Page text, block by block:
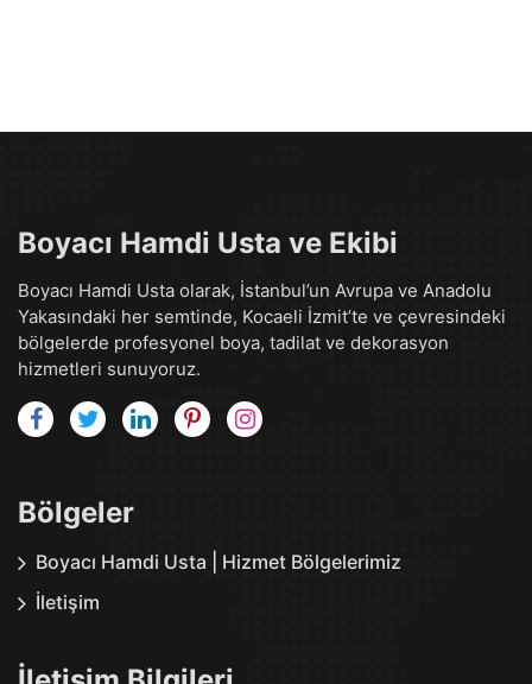
Boyacı Hamdi Usta ve Ekibi
Boyacı Hamdi Usta olarak, İstanbul’un Avrupa ve Anadolu
Yakasındaki her semtinde, Kocaeli İzmit’te ve çevresindeki
bölgelerde profesyonel boya, tadilat ve dekorasyon
hizmetleri sunuyoruz.
Bölgeler
Boyacı Hamdi Usta | Hizmet Bölgelerimiz
İletişim